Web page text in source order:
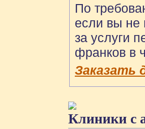
По
если вы не
за услуги
франков в
Заказать
Клиники с